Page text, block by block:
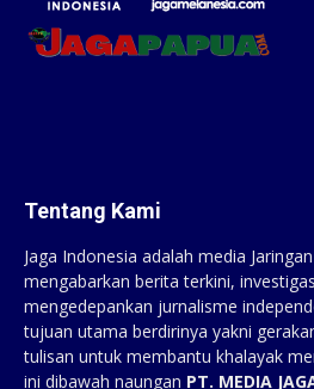
Tentang Kami
Jaga Indonesia adalah media
mengabarkan berita terkini,
mengedepankan jurnalisme
tujuan utama berdirinya yakni
tulisan untuk membantu khalayak
ini dibawah naungan PT. MEDIA